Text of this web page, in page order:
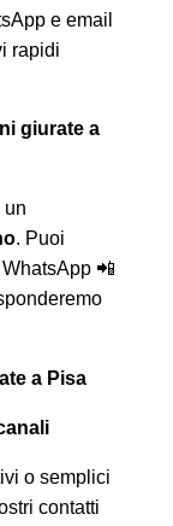
e email
rapidi
giurate a
un
. Puoi
📲
a Pisa
o semplici
contatti